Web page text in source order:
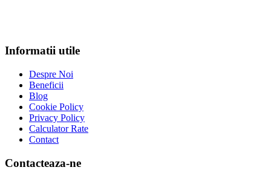
Informatii utile
Despre Noi
Beneficii
Blog
Cookie Policy
Privacy Policy
Calculator Rate
Contact
Contacteaza-ne